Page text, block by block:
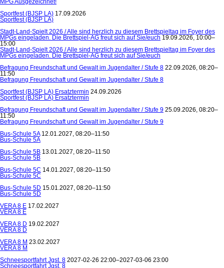
MPG Ausgezeichnet!
Sportfest (BJSP LA) 17.09.2026
Sportfest (BJSP LA)
Stadt-Land-Spielt 2026 / Alle sind herzlich zu diesem Brettspieltag im Foyer des
MPGs eingeladen. Die Brettspiel-AG freut sich auf Sie/euch 19.09.2026, 10:00–
15:00
Stadt-Land-Spielt 2026 / Alle sind herzlich zu diesem Brettspieltag im Foyer des
MPGs eingeladen. Die Brettspiel-AG freut sich auf Sie/euch
Befragung Freundschaft und Gewalt im Jugendalter / Stufe 8 22.09.2026, 08:20–
11:50
Befragung Freundschaft und Gewalt im Jugendalter / Stufe 8
Sportfest (BJSP LA) Ersatztermin 24.09.2026
Sportfest (BJSP LA) Ersatztermin
Befragung Freundschaft und Gewalt im Jugendalter / Stufe 9 25.09.2026, 08:20–
11:50
Befragung Freundschaft und Gewalt im Jugendalter / Stufe 9
Bus-Schule 5A 12.01.2027, 08:20–11:50
Bus-Schule 5A
Bus-Schule 5B 13.01.2027, 08:20–11:50
Bus-Schule 5B
Bus-Schule 5C 14.01.2027, 08:20–11:50
Bus-Schule 5C
Bus-Schule 5D 15.01.2027, 08:20–11:50
Bus-Schule 5D
VERA 8 E 17.02.2027
VERA 8 E
VERA 8 D 19.02.2027
VERA 8 D
VERA 8 M 23.02.2027
VERA 8 M
Schneesportfahrt Jgst. 8 2027-02-26 22:00–2027-03-06 23:00
Schneesportfahrt Jgst. 8